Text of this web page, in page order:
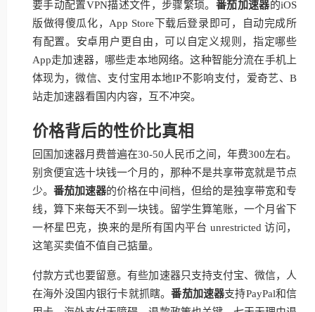
要手动配置VPN描述文件，步骤繁琐。 番茄加速器的iOS
版做得傻瓜化，App Store下载后登录即可，自动完成所
有配置。安卓用户更自由，可以自定义规则，指定哪些
App走加速器，哪些走本地网络。这种智能分流在手机上
体现为，微信、支付宝用本地IP不影响支付，爱奇艺、B
站走加速器看国内内容，互不冲突。
价格背后的性价比真相
回国加速器月费普遍在30-50人民币之间，年费300左右。
别贪便宜选十块钱一个月的，那种不是共享带宽就是节点
少。番茄加速器的价格在中间档，但给的是独享带宽和专
线，算下来每天不到一块钱。留学生算笔账，一个月省下
一杯星巴克，换来的是所有国内平台 unrestricted 访问，
这笔买卖值不值自己掂量。
付款方式也要留意。有些加速器只支持支付宝、微信，人
在海外没国内银行卡就抓瞎。番茄加速器支持PayPal和信